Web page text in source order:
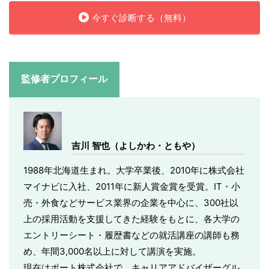
今すぐ診断する（無料）
監修者プロフィール
吉川 智也（よしかわ・ともや）
1988年北海道生まれ。大学卒業後、2010年に株式会社
マイナビに入社、2011年に新人賞金賞を受賞。IT・小
売・外食などサービス業界の企業を中心に、300社以
上の採用活動を支援してきた経験をもとに、各大学の
エントリーシート・履歴書などの就活講座の講師も務
め、年間3,000名以上に対して講演を実施。